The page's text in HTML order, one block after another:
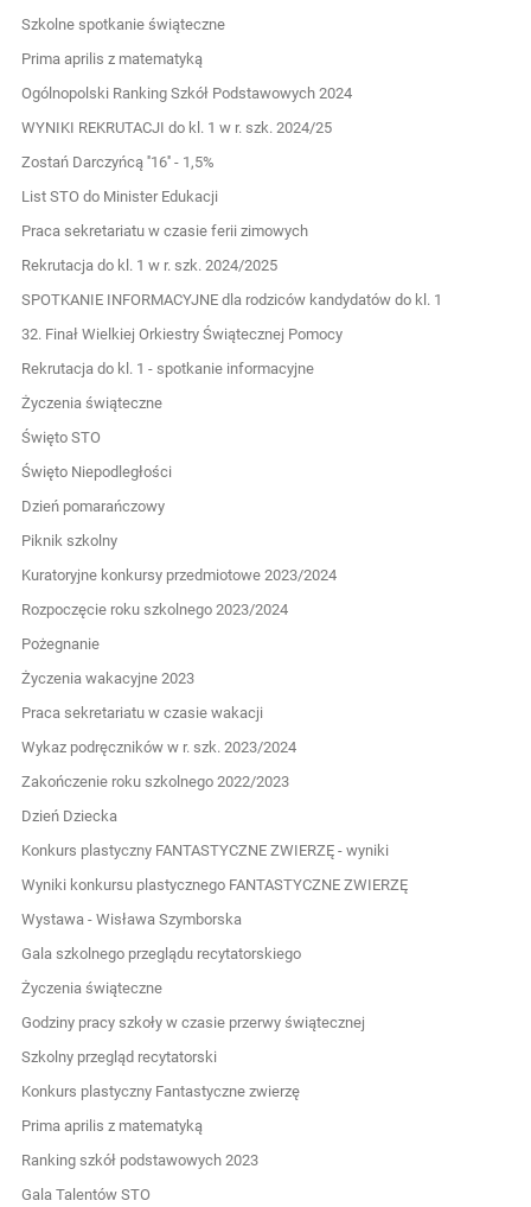
Szkolne spotkanie świąteczne
Prima aprilis z matematyką
Ogólnopolski Ranking Szkół Podstawowych 2024
WYNIKI REKRUTACJI do kl. 1 w r. szk. 2024/25
Zostań Darczyńcą ''16'' - 1,5%
List STO do Minister Edukacji
Praca sekretariatu w czasie ferii zimowych
Rekrutacja do kl. 1 w r. szk. 2024/2025
SPOTKANIE INFORMACYJNE dla rodziców kandydatów do kl. 1
32. Finał Wielkiej Orkiestry Świątecznej Pomocy
Rekrutacja do kl. 1 - spotkanie informacyjne
Życzenia świąteczne
Święto STO
Święto Niepodległości
Dzień pomarańczowy
Piknik szkolny
Kuratoryjne konkursy przedmiotowe 2023/2024
Rozpoczęcie roku szkolnego 2023/2024
Pożegnanie
Życzenia wakacyjne 2023
Praca sekretariatu w czasie wakacji
Wykaz podręczników w r. szk. 2023/2024
Zakończenie roku szkolnego 2022/2023
Dzień Dziecka
Konkurs plastyczny FANTASTYCZNE ZWIERZĘ - wyniki
Wyniki konkursu plastycznego FANTASTYCZNE ZWIERZĘ
Wystawa - Wisława Szymborska
Gala szkolnego przeglądu recytatorskiego
Życzenia świąteczne
Godziny pracy szkoły w czasie przerwy świątecznej
Szkolny przegląd recytatorski
Konkurs plastyczny Fantastyczne zwierzę
Prima aprilis z matematyką
Ranking szkół podstawowych 2023
Gala Talentów STO